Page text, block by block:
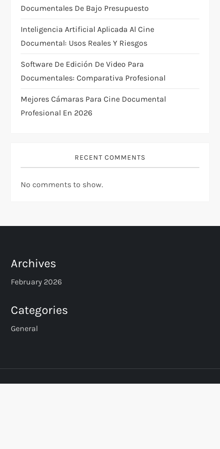
i
o
n
Documentales De Bajo Presupuesto
Inteligencia Artificial Aplicada Al Cine
Documental: Usos Reales Y Riesgos
Software De Edición De Video Para
Documentales: Comparativa Profesional
Mejores Cámaras Para Cine Documental
Profesional En 2026
RECENT COMMENTS
No comments to show.
Archives
February 2026
Categories
General